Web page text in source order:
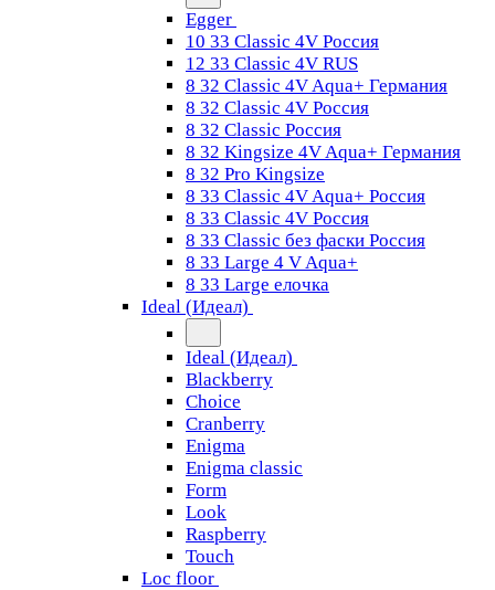
Egger
10 33 Classic 4V Россия
12 33 Classic 4V RUS
8 32 Classic 4V Aqua+ Германия
8 32 Classic 4V Россия
8 32 Classic Россия
8 32 Kingsize 4V Aqua+ Германия
8 32 Pro Kingsize
8 33 Classic 4V Aqua+ Россия
8 33 Classic 4V Россия
8 33 Classic без фаски Россия
8 33 Large 4 V Aqua+
8 33 Large елочка
Ideal (Идеал)
Ideal (Идеал)
Blackberry
Choice
Cranberry
Enigma
Enigma classic
Form
Look
Raspberry
Touch
Loc floor